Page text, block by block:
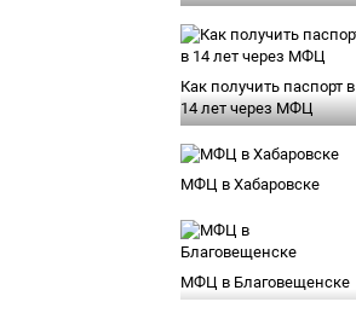
Как получить паспорт в
14 лет через МФЦ
МФЦ в Хабаровске
МФЦ в Благовещенске